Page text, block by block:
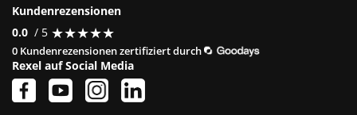
Kundenrezensionen
0.0 / 5 ★★★★★
★★★★★
0 Kundenrezensionen zertifiziert durch
Rexel auf Social Media